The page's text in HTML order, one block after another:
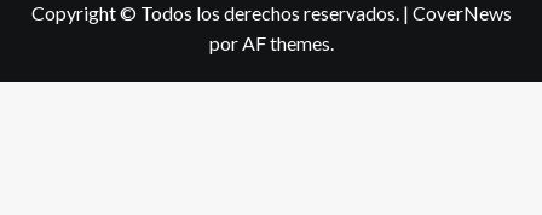
Copyright © Todos los derechos reservados. | CoverNews
por AF themes.